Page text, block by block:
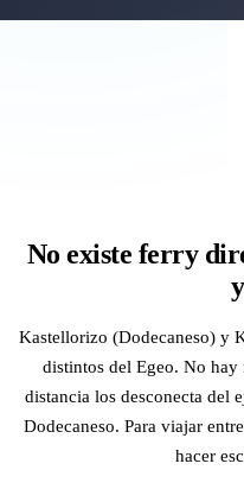
No existe ferry
Kastellorizo (Dodecaneso) y
distintos del Egeo. No
distancia los desconecta del
Dodecaneso. Para viajar
hacer